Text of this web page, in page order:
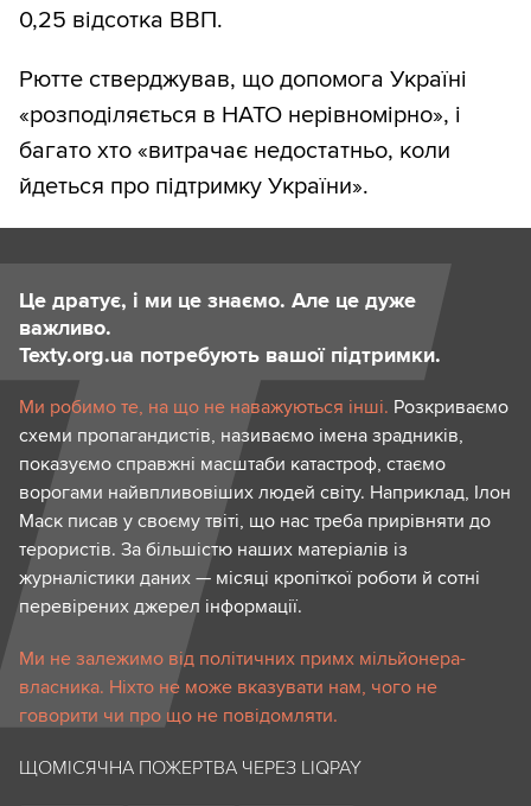
0,25 відсотка ВВП.
Рютте стверджував, що допомога Україні
«розподіляється в НАТО нерівномірно», і
багато хто «витрачає недостатньо, коли
йдеться про підтримку України».
Це дратує, і ми це знаємо. Але це дуже
важливо.
Texty.org.ua потребують вашої підтримки.
Ми робимо те, на що не наважуються інші. Розкриваємо
схеми пропагандистів, називаємо імена зрадників,
показуємо справжні масштаби катастроф, стаємо
ворогами найвпливовіших людей світу. Наприклад, Ілон
Маск писав у своєму твіті, що нас треба прирівняти до
терористів. За більшістю наших матеріалів із
журналістики даних — місяці кропіткої роботи й сотні
перевірених джерел інформації.
Ми не залежимо від політичних примх мільйонера-
власника. Ніхто не може вказувати нам, чого не
говорити чи про що не повідомляти.
ЩОМІСЯЧНА ПОЖЕРТВА ЧЕРЕЗ LIQPAY